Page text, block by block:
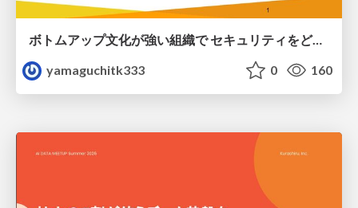
ボトムアップ文化が強い組織で セキュリティをどう根付かせていくかの現在進行形の話 / Making Security Stick in a Bottom-Up Organization
yamaguchitk333
0 160